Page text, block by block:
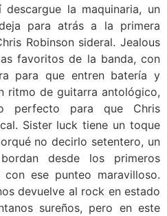
la maquinaria, un
para atrás a la primera
Robinson sideral. Jealous
favoritos de la banda, con
para que entren batería y
ritmo de guitarra antológico,
perfecto para que Chris
Sister luck tiene un toque
no decirlo setentero, un
desde los primeros
ese punteo maravilloso.
devuelve al rock en estado
sureños, pero en este